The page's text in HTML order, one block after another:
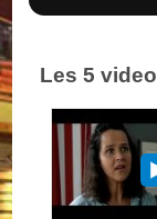
Les 5